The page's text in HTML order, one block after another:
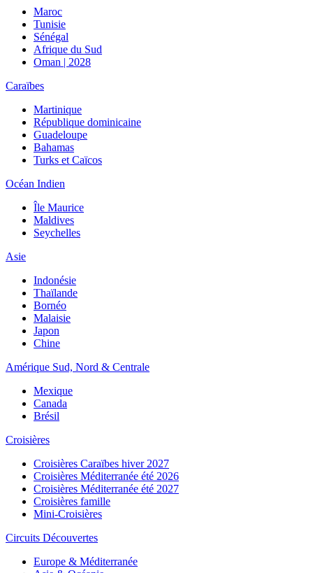
Maroc
Tunisie
Sénégal
Afrique du Sud
Oman | 2028
Caraïbes
Martinique
République dominicaine
Guadeloupe
Bahamas
Turks et Caïcos
Océan Indien
Île Maurice
Maldives
Seychelles
Asie
Indonésie
Thaïlande
Bornéo
Malaisie
Japon
Chine
Amérique Sud, Nord & Centrale
Mexique
Canada
Brésil
Croisières
Croisières Caraïbes hiver 2027
Croisières Méditerranée été 2026
Croisières Méditerranée été 2027
Croisières famille
Mini-Croisières
Circuits Découvertes
Europe & Méditerranée